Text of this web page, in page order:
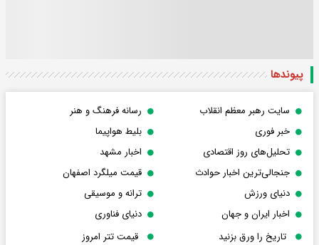
پیوندها
سایت رهبر معظم انقلاب
رسانه فرهنگ و هنر
خبر فوری
بلیط هواپیما
تحلیل‌های روز اقتصادی
اخبار مشهد
جنجالی‌ترین اخبار حوادث
قیمت میلگرد اصفهان
دنیای ورزش
ترانه و موسیقی
اخبار ایران و جهان
دنیای فناوری
تاریخ را ورق بزنید
قیمت تتر امروز